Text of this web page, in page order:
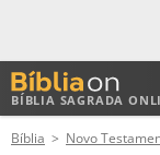
BÍBLIA SAGRADA
ANTIGO
Bíblia Novo